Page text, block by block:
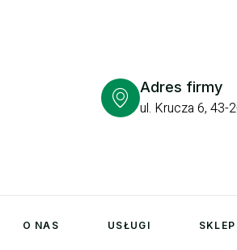
Adres firmy
ul. Krucza 6, 43-
O NAS USŁUGI SKLEP